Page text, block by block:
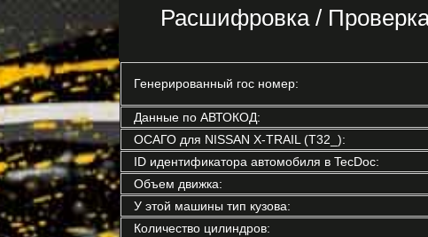
Расшифровка /
Генерированный гос номер:
Данные по АВТОКОД:
ОСАГО для NISSAN X-TRAIL (T32_):
ID идентификатора автомобиля в TecDoc:
Объем движка:
У этой машины тип кузова:
Количество цилиндров: